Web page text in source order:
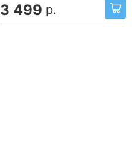
3 499 р.